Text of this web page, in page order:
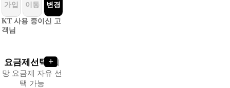
가입
이동
변경
KT 사용 중이신 고
객님
요금제선택 희
망 요금제 자유 선
택 가능
+